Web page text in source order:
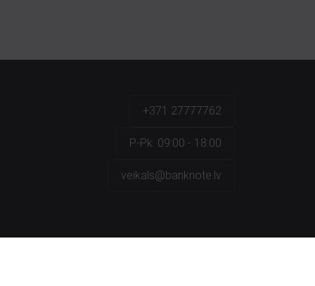
+371 27777762
P.-Pk. 09:00 - 18:00
veikals@banknote.lv